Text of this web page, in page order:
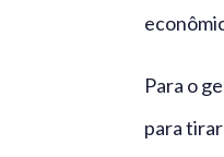
Para o
para